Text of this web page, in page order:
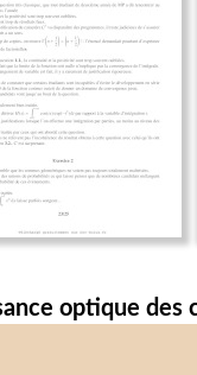
optique des